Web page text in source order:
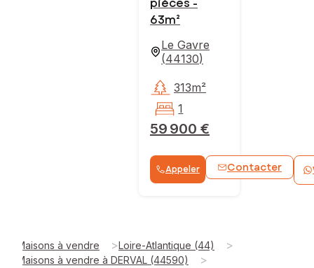
63m²
Le Gavre
(44130)
59 900 €
313m²
1
Appeler Contacter
Maisons à vendre >Loire-Atlantique (44) >
Maisons à vendre à DERVAL (44590) >